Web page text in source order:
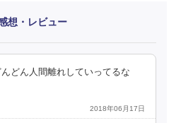
想・レビュー
どん人間離れしていってるな
2018年06月17日